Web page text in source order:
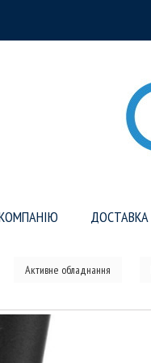
ДОСТАВКА
Активне обладнання